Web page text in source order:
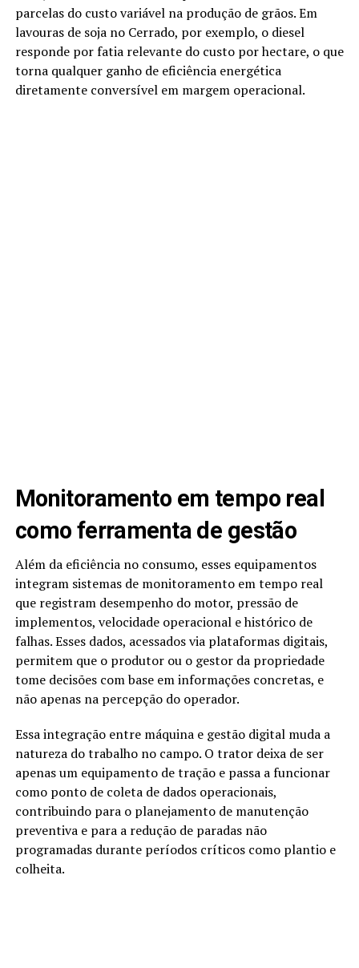
parcelas do custo variável na produção de grãos. Em
lavouras de soja no Cerrado, por exemplo, o diesel
responde por fatia relevante do custo por hectare, o que
torna qualquer ganho de eficiência energética
diretamente conversível em margem operacional.
Monitoramento em tempo real
como ferramenta de gestão
Além da eficiência no consumo, esses equipamentos
integram sistemas de monitoramento em tempo real
que registram desempenho do motor, pressão de
implementos, velocidade operacional e histórico de
falhas. Esses dados, acessados via plataformas digitais,
permitem que o produtor ou o gestor da propriedade
tome decisões com base em informações concretas, e
não apenas na percepção do operador.
Essa integração entre máquina e gestão digital muda a
natureza do trabalho no campo. O trator deixa de ser
apenas um equipamento de tração e passa a funcionar
como ponto de coleta de dados operacionais,
contribuindo para o planejamento de manutenção
preventiva e para a redução de paradas não
programadas durante períodos críticos como plantio e
colheita.